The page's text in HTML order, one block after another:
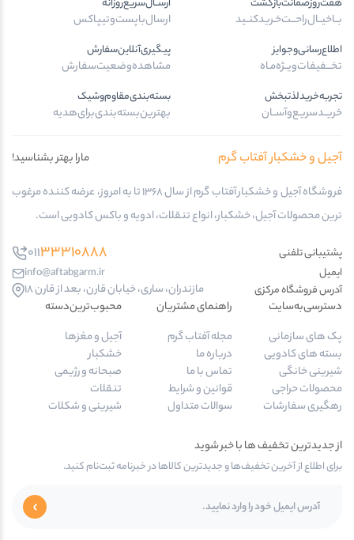
هفت‌روز‌ضمانت‌بازگشت
بــا‌خیــال‌راحـــت‌خـرید‌کنــید
ارســال‌سریع‌روزانه
ارسال‌با‌پست‌و‌تیپاکس
اطلاع‌رسانی‌و‌جوایز
تخـــفیفات‌ویــژه‌مـاه
پیگیری‌آنلاین‌سفارش
مشاهده‌وضعیت‌سفارش
تجربه‌خرید‌لذتبخش
خریــد‌سریـع‌و‌آســان
بسته‌بندی‌مقاوم‌وشیک
بهترین‌بسته‌بندی‌برای‌هدیه
آجیل و خشکبار آفتاب گرم
مارا بهتر بشناسید!
فروشگاه آجیل و خشکبار آفتاب گرم از سال 1368 تا به امروز، عرضه کننده مرغوب
ترین محصولات آجیل، خشکبار، انواع تنقلات، ادویه و باکس کادویی است.
پشتیبانی تلفنی 01133310888
ایمیل
info@aftabgarm.ir
آدرس‌ فروشگاه مرکزی
مازندران، ساری، خیابان قارن، بعد از قارن 18
دسترسی‌به‌سایت
پک های سازمانی
بسته های کادویی
شیرینی خانگی
محصولات حراجی
رهگیری سفارشات
راهنمای مشتریان
مجله آفتاب گرم
درباره ما
تماس با ما
قوانین و شرایط
سوالات متداول
محبوب‌ترین‌دسته‌
آجیل و مغزها
خشکبار
صبحانه و رژیمی
تنقلات
شیرینی و شکلات
از جدیدترین تخفیف ها با خبر شوید
برای اطلاع از آخرین تخفیف‌ها و جدیدترین کالاها در خبرنامه ثبت‌نام کنید.